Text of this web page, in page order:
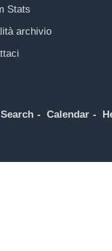
Stats
archivio
Search Calendar